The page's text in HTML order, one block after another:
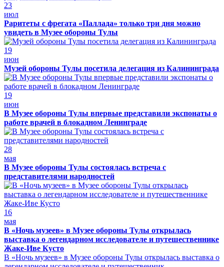
23
июл
Раритеты с фрегата «Паллада» только три дня можно
увидеть в Музее обороны Тулы
19
июн
Музей обороны Тулы посетила делегация из Калининграда
19
июн
В Музее обороны Тулы впервые представили экспонаты о
работе врачей в блокадном Ленинграде
28
мая
В Музее обороны Тулы состоялась встреча с
представителями народностей
16
мая
В «Ночь музеев» в Музее обороны Тулы открылась
выставка о легендарном исследователе и путешественнике
Жаке-Иве Кусто
В «Ночь музеев» в Музее обороны Тулы открылась выставка о